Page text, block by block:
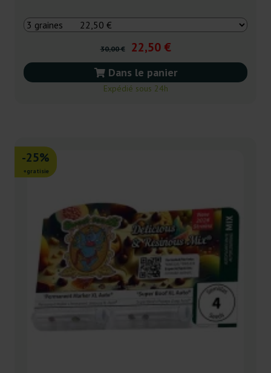
30,00 € 22,50 €
Dans le panier
Expédié sous 24h
-25%
+gratisie